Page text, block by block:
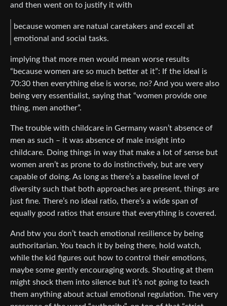
and then went on to justify it with
because women are natual caretakers and excell at
emotional and social tasks.
implying that more men would mean worse results
“because women are so much better at it”: If the ideal is
70:30 then everything else is worse, no? And you were also
being very essentialist, saying that “women provide one
thing, men another”.
The trouble with childcare in Germany wasn’t absence of
men as such – it was absence of male insight into
childcare. Doing things in way that make a lot of sense but
women aren’t as prone to do instinctively, but are very
capable of doing. As long as there’s a baseline level of
diversity such that both approaches are present, things are
just fine. There’s no ideal ratio, there’s a wide span of
equally good ratios that ensure that everything is covered.
And btw you don’t teach emotional resilience by being
authoritarian. You teach it by being there, hold watch,
while the kid figures out how to control their emotions,
maybe some gently encouraging words. Shouting at them
might shock them into silence but it’s not going to teach
them anything about actual emotional regulation. The very